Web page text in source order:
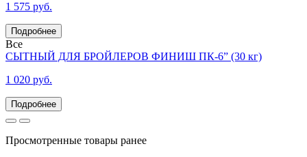
1 575 руб.
Все
СЫТНЫЙ ДЛЯ БРОЙЛЕРОВ ФИНИШ ПК-6” (30 кг)
1 020 руб.
Просмотренные товары ранее